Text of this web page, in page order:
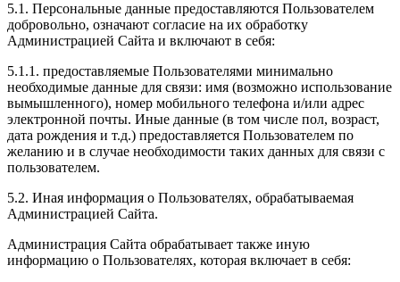
5.1. Персональные данные предоставляются Пользователем
добровольно, означают согласие на их обработку
Администрацией Сайта и включают в себя:
5.1.1. предоставляемые Пользователями минимально
необходимые данные для связи: имя (возможно использование
вымышленного), номер мобильного телефона и/или адрес
электронной почты. Иные данные (в том числе пол, возраст,
дата рождения и т.д.) предоставляется Пользователем по
желанию и в случае необходимости таких данных для связи с
пользователем.
5.2. Иная информация о Пользователях, обрабатываемая
Администрацией Сайта.
Администрация Сайта обрабатывает также иную
информацию о Пользователях, которая включает в себя: